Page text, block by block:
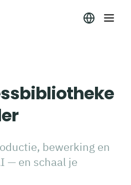
bewerking en
— en schaal je